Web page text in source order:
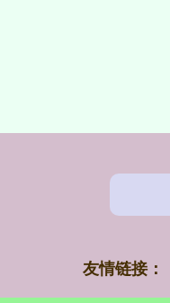
友情链接：